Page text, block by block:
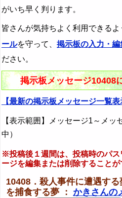
がいち早く判ります。
皆さんが気持ちよく利用できるよ
ールを守って、 掲示板の入力・編
ださい。
掲示板メッセージ10408
【最新の掲示板メッセージ一覧表
【表示範囲】メッセージ1～メッ
中）
※投稿後１週間は、投稿時のパ
ージを編集または削除することが
10408．殺人事件に遭遇す
を捕食する夢 ： かきさんの